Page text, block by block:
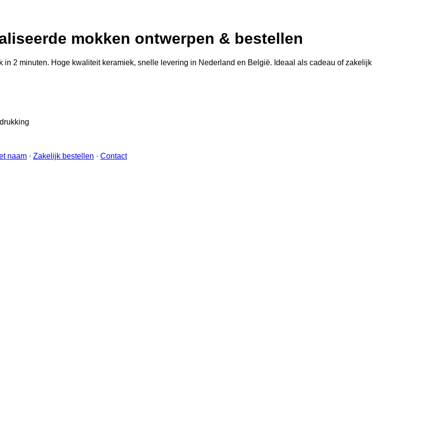
mokken ontwerpen & bestellen
2 minuten. Hoge kwaliteit keramiek, snelle levering in Nederland en België. Ideaal als cadeau of zakelijk
naam · Zakelijk bestellen · Contact